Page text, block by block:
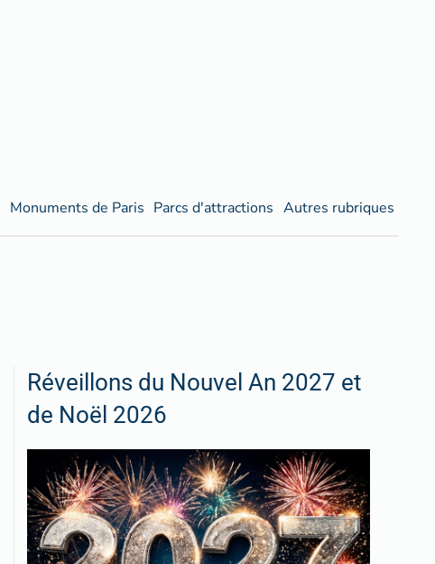
Monuments de Paris Parcs d'attractions Autres rubriques
Réveillons du Nouvel An 2027 et
de Noël 2026